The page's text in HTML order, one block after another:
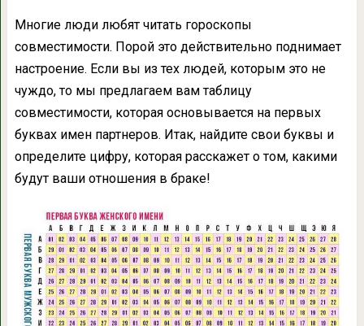
Многие люди любят читать гороскопы
совместимости. Порой это действительно поднимает
настроение. Если вы из тех людей, которым это не
чуждо, то мы предлагаем вам таблицу
совместимости, которая основывается на первых
буквах имен партнеров. Итак, найдите свои буквы и
определите цифру, которая расскажет о том, какими
будут ваши отношения в браке!